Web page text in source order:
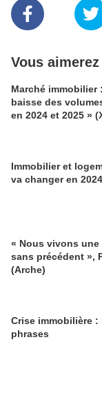
Vous
Marché immobilier
baisse des
en 2024 et 2025 »
Immobilier et
va changer en 2024
« Nous vivons
sans précédent »,
(Arche)
Crise immobilière :
phrases